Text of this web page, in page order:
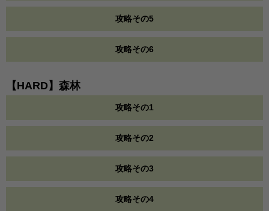
攻略その5
攻略その6
【HARD】森林
攻略その1
攻略その2
攻略その3
攻略その4